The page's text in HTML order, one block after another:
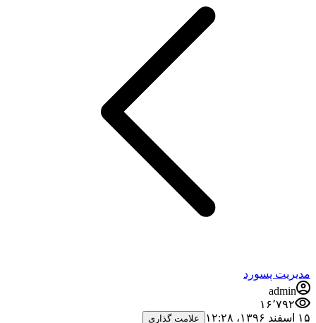
مدیریت پسورد
admin
۱۶٬۷۹۲
۱۵ اسفند ۱۳۹۶،‏ ۱۲:۲۸
علامت گذاری